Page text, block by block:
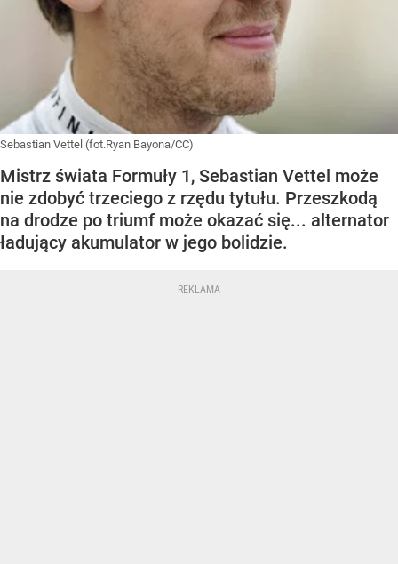
Sebastian Vettel (fot.Ryan Bayona/CC)
Mistrz świata Formuły 1, Sebastian Vettel może
nie zdobyć trzeciego z rzędu tytułu. Przeszkodą
na drodze po triumf może okazać się... alternator
ładujący akumulator w jego bolidzie.